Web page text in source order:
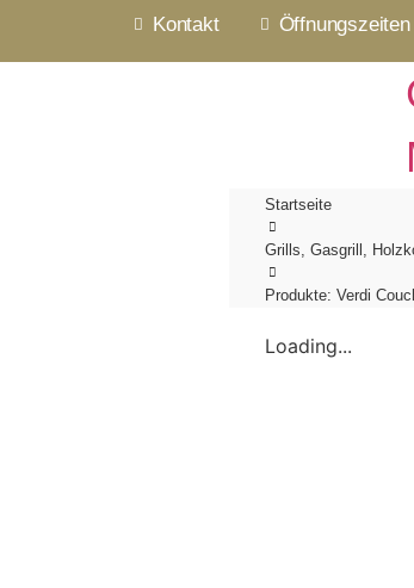
Kontakt Öffnungszeiten
Startseite
Grills, Gasgrill,
Produkte: Verdi
Loading...